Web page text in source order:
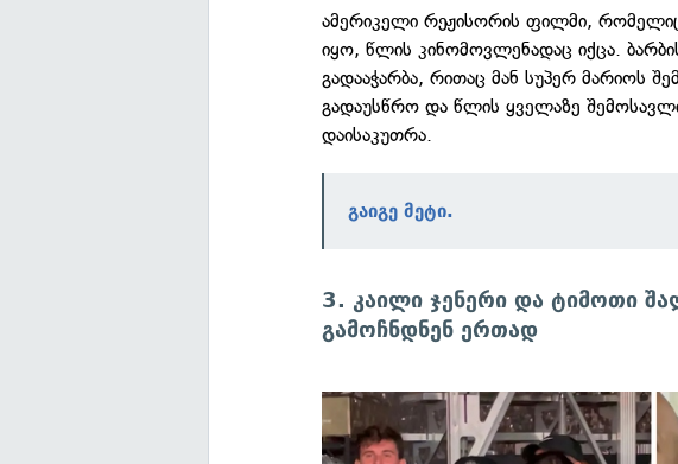
ამერიკელი რეჟისორის ფილმი,
იყო, წლის კინომოვლენადაც იქცა.
გადააჭარბა, რითაც მან სუპერ მარიოს
გადაუსწრო და წლის ყველაზე
დაისაკუთრა.
გაიგე მეტი.
3. კაილი ჯენერი და ტიმოთი
გამოჩნდნენ ერთად